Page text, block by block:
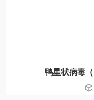
鸭星状病毒